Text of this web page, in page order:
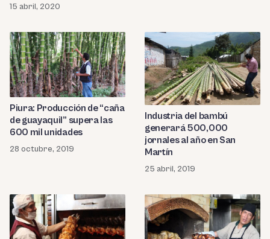
15 abril, 2020
Piura: Producción de “caña
de guayaquil” supera las
600 mil unidades
28 octubre, 2019
Industria del bambú
generará 500,000
jornales al año en San
Martín
25 abril, 2019